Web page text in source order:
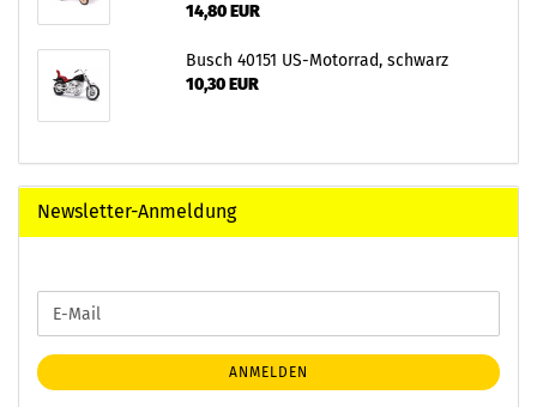
14,80 EUR
Busch 40151 US-Motorrad, schwarz
10,30 EUR
Newsletter-Anmeldung
ZUR
ANMELDUNG
E-
Mail
ANMELDEN